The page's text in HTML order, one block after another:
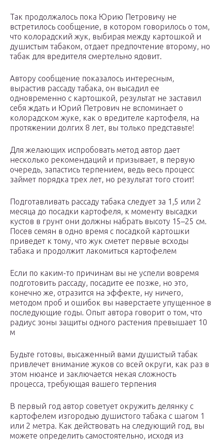
Так продолжалось пока Юрию Петровичу не
встретилось сообщение, в котором говорилось о том,
что колорадский жук, выбирая между картошкой и
душистым табаком, отдает предпочтение второму, но
табак для вредителя смертельно ядовит.
Автору сообщение показалось интересным,
вырастив рассаду табака, он высадил ее
одновременно с картошкой, результат не заставил
себя ждать и Юрий Петрович не вспоминает о
колорадском жуке, как о вредителе картофеля, на
протяжении долгих 8 лет, вы только представьте!
Для желающих испробовать метод автор дает
несколько рекомендаций и призывает, в первую
очередь, запастись терпением, ведь весь процесс
займет порядка трех лет, но результат того стоит!
Подготавливать рассаду табака следует за 1,5 или 2
месяца до посадки картофеля, к моменту высадки
кустов в грунт они должны набрать высоту 15–25 см.
Посев семян в одно время с посадкой картошки
приведет к тому, что жук сметет первые всходы
табака и продолжит лакомиться картофелем
Если по каким-то причинам вы не успели вовремя
подготовить рассаду, посадите ее позже, но это,
конечно же, отразится на эффекте, ну ничего,
методом проб и ошибок вы наверстаете упущенное в
последующие годы. Опыт автора говорит о том, что
радиус зоны защиты одного растения превышает 10
м
Будьте готовы, высаженный вами душистый табак
привлечет внимание жуков со всей округи, как раз в
этом нюансе и заключается некая сложность
процесса, требующая вашего терпения
В первый год автор советует окружить делянку с
картофелем изгородью душистого табака с шагом 1
или 2 метра. Как действовать на следующий год, вы
можете определить самостоятельно, исходя из